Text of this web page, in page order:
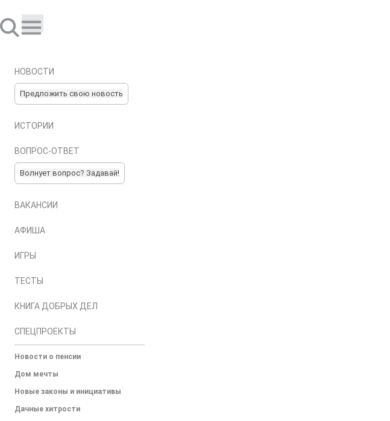
НОВОСТИ
Предложить свою новость
ИСТОРИИ
ВОПРОС-ОТВЕТ
Волнует вопрос? Задавай!
ВАКАНСИИ
АФИША
ИГРЫ
ТЕСТЫ
КНИГА ДОБРЫХ ДЕЛ
СПЕЦПРОЕКТЫ
Новости о пенсии
Дом мечты
Новые законы и инициативы
Дачные хитрости